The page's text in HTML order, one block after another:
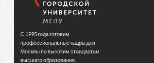
С 1995 года готовим
профессиональные кадры для
Москвы по высоким стандартам
высшего образования.